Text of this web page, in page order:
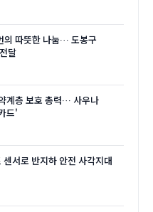
의 따뜻한 나눔… 도봉구
달
계층 보호 총력… 사우나
드'
서로 반지하 안전 사각지대